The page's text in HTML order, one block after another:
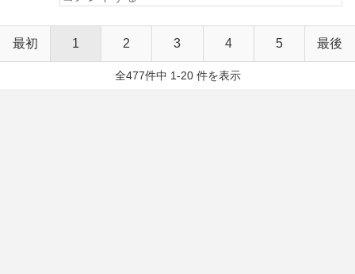
最初 1 2 3 4 5 最後
全477件中 1-20 件を表示